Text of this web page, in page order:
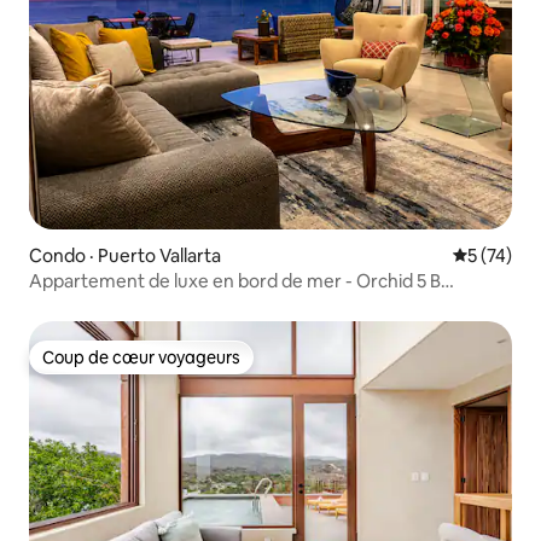
Condo · Puerto Vallarta Note
5 (74)
Appartement de luxe en bord de mer - Orchid 5 B
Coup de cœur voyageurs
Coup de cœur voyageurs